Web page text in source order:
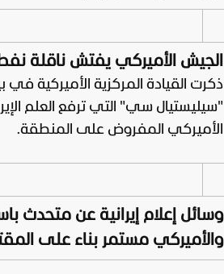
الجيش الأميركي يفتش ناقلة
ذكرت القيادة المركزية الأميركية في
"سيليستيال سي" التي ترفع العلم
الأميركي المفروض على المنطقة.
وسائل إعلام إيرانية عن متحدث
والأميركي مستمر بناء على المقترح